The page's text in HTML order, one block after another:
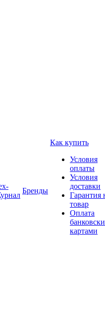
Бренды
Как купить
Условия
оплаты
Условия
доставки
Гарантия
товар
Оплата
картами